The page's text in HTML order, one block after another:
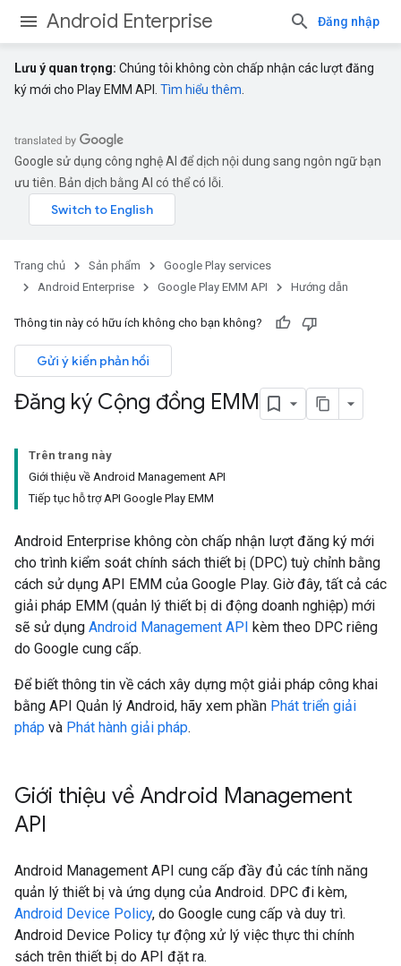
Android Enterprise Đăng nhập
Lưu ý quan trọng: Chúng tôi không còn chấp nhận các lượt đăng
ký mới cho Play EMM API. Tìm hiểu thêm
Google sử dụng công nghệ AI để dịch nội dung sang ngôn ngữ bạn
ưu tiên. Bản dịch bằng AI có thể có lỗi.
Trang chủ Sản phẩm
Google Play services
Android Enterprise
Google Play EMM API Hướng dẫn
Thông tin này có hữu ích không cho bạn không?
Gửi ý kiến phản hồi
Đăng ký Cộng đồng EMM
Trên trang này
Giới thiệu về Android Management API
Tiếp tục hỗ trợ API Google Play EMM
Android Enterprise không còn chấp nhận lượt đăng ký mới
cho trình kiểm soát chính sách thiết bị (DPC) tuỳ chỉnh bằng
cách sử dụng API EMM của Google Play. Giờ đây, tất cả các
giải pháp EMM (quản lý thiết bị di động doanh nghiệp) mới
sẽ sử dụng Android Management API kèm theo DPC riêng
do Google cung cấp.
Để biết thông tin về cách xây dựng một giải pháp công khai
bằng API Quản lý Android, hãy xem phần Phát triển giải
pháp và Phát hành giải pháp.
Giới thiệu về Android Management
API
Android Management API cung cấp đầy đủ các tính năng
quản lý thiết bị và ứng dụng của Android. DPC đi kèm,
Android Device Policy, do Google cung cấp và duy trì.
Android Device Policy tự động xử lý việc thực thi chính
sách trên thiết bị do API đặt ra.